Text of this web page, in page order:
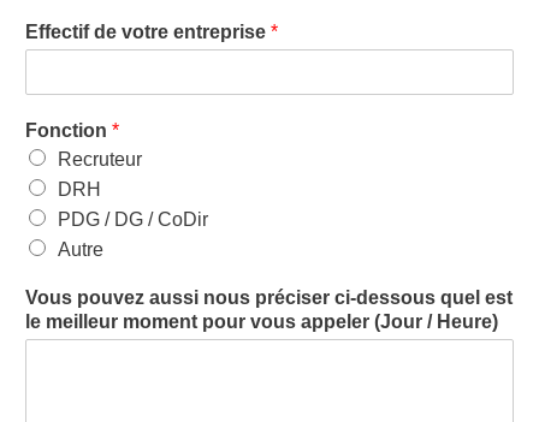
Effectif de votre entreprise *
Fonction *
Recruteur
DRH
PDG / DG / CoDir
Autre
Vous pouvez aussi nous préciser ci-dessous quel est
le meilleur moment pour vous appeler (Jour / Heure)